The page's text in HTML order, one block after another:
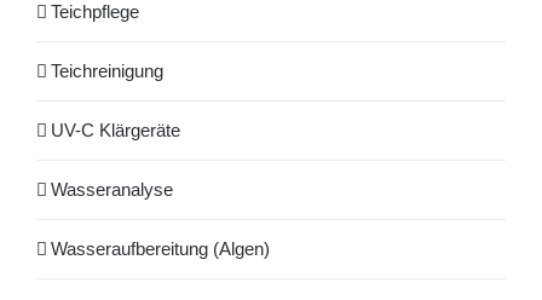
Teichpflege
Teichreinigung
UV-C Klärgeräte
Wasseranalyse
Wasseraufbereitung (Algen)